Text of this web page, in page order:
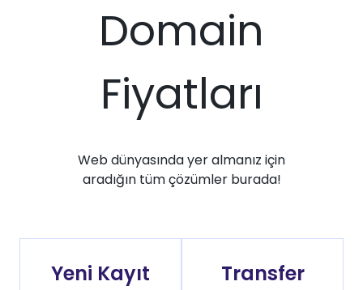
Domain
Fiyatları
Web dünyasında yer almanız için
aradığın tüm çözümler burada!
Yeni Kayıt Transfer